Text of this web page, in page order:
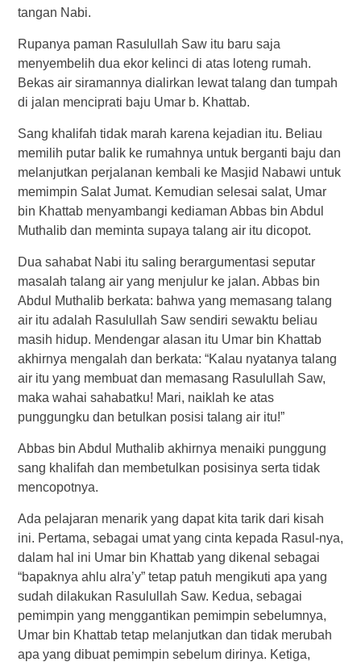
tangan Nabi.
Rupanya paman Rasulullah Saw itu baru saja
menyembelih dua ekor kelinci di atas loteng rumah.
Bekas air siramannya dialirkan lewat talang dan tumpah
di jalan menciprati baju Umar b. Khattab.
Sang khalifah tidak marah karena kejadian itu. Beliau
memilih putar balik ke rumahnya untuk berganti baju dan
melanjutkan perjalanan kembali ke Masjid Nabawi untuk
memimpin Salat Jumat. Kemudian selesai salat, Umar
bin Khattab menyambangi kediaman Abbas bin Abdul
Muthalib dan meminta supaya talang air itu dicopot.
Dua sahabat Nabi itu saling berargumentasi seputar
masalah talang air yang menjulur ke jalan. Abbas bin
Abdul Muthalib berkata: bahwa yang memasang talang
air itu adalah Rasulullah Saw sendiri sewaktu beliau
masih hidup. Mendengar alasan itu Umar bin Khattab
akhirnya mengalah dan berkata: “Kalau nyatanya talang
air itu yang membuat dan memasang Rasulullah Saw,
maka wahai sahabatku! Mari, naiklah ke atas
punggungku dan betulkan posisi talang air itu!”
Abbas bin Abdul Muthalib akhirnya menaiki punggung
sang khalifah dan membetulkan posisinya serta tidak
mencopotnya.
Ada pelajaran menarik yang dapat kita tarik dari kisah
ini. Pertama, sebagai umat yang cinta kepada Rasul-nya,
dalam hal ini Umar bin Khattab yang dikenal sebagai
“bapaknya ahlu alra’y” tetap patuh mengikuti apa yang
sudah dilakukan Rasulullah Saw. Kedua, sebagai
pemimpin yang menggantikan pemimpin sebelumnya,
Umar bin Khattab tetap melanjutkan dan tidak merubah
apa yang dibuat pemimpin sebelum dirinya. Ketiga,